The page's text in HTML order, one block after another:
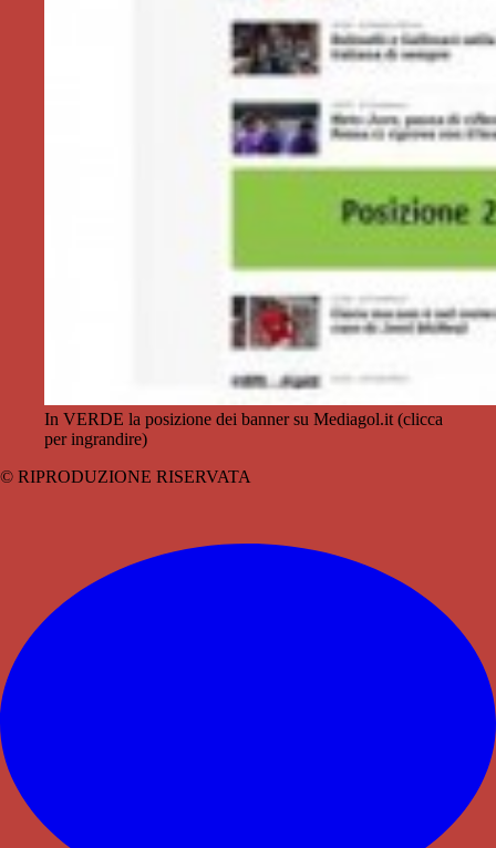
In VERDE la posizione dei banner su Mediagol.it (clicca
per ingrandire)
© RIPRODUZIONE RISERVATA